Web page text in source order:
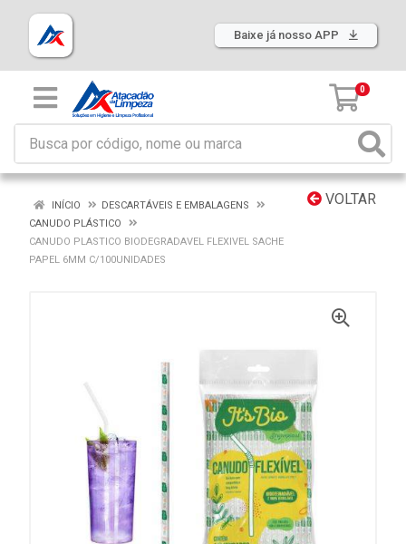
Baixe já nosso APP
0
VOLTAR
INÍCIO
DESCARTÁVEIS E EMBALAGENS
CANUDO PLÁSTICO
CANUDO PLASTICO BIODEGRADAVEL FLEXIVEL SACHE
PAPEL 6MM C/100UNIDADES